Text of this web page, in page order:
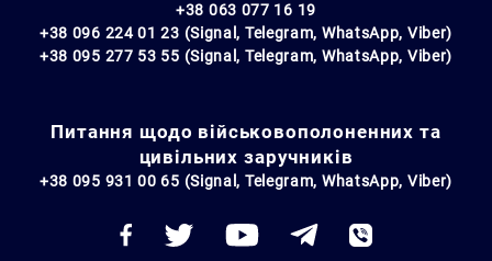
+38 063 077 16 19
+38 096 224 01 23 (Signal, Telegram, WhatsApp, Viber)
+38 095 277 53 55 (Signal, Telegram, WhatsApp, Viber)
Питання щодо військовополоненних та
цивільних заручників
+38 095 931 00 65 (Signal, Telegram, WhatsApp, Viber)